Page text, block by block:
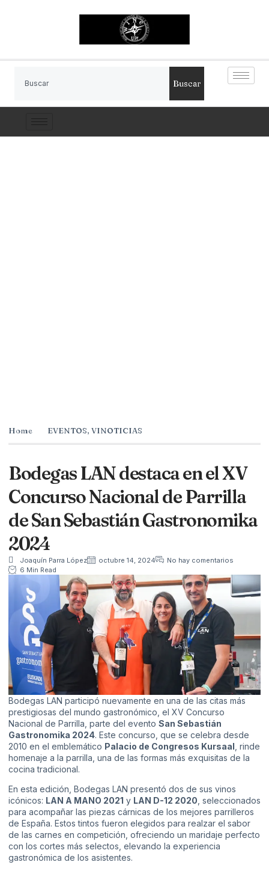
Buscar
Home EVENTOS, VINOTICIAS
Bodegas LAN destaca en el XV
Concurso Nacional de Parrilla
de San Sebastián Gastronomika
2024
Joaquín Parra López octubre 14, 2024
No hay comentarios
6 Min Read
Bodegas LAN participó nuevamente en una de las citas más
prestigiosas del mundo gastronómico, el XV Concurso
Nacional de Parrilla, parte del evento San Sebastián
Gastronomika 2024. Este concurso, que se celebra desde
2010 en el emblemático Palacio de Congresos Kursaal , rinde
homenaje a la parrilla, una de las formas más exquisitas de la
cocina tradicional.
En esta edición, Bodegas LAN presentó dos de sus vinos
icónicos: LAN A MANO 2021 y LAN D-12 2020 , seleccionados
para acompañar las piezas cárnicas de los mejores parrilleros
de España. Estos tintos fueron elegidos para realzar el sabor
de las carnes en competición, ofreciendo un maridaje perfecto
con los cortes más selectos, elevando la experiencia
gastronómica de los asistentes.